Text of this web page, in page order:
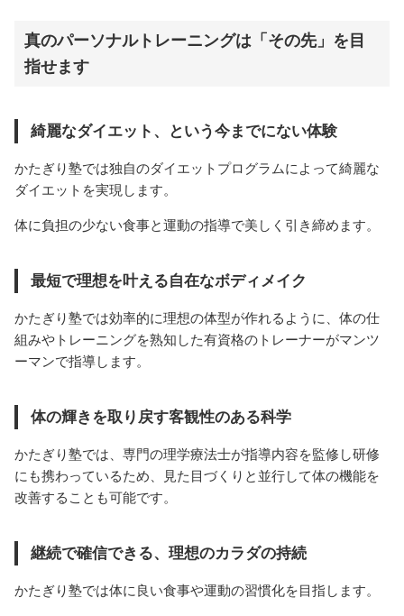
真のパーソナルトレーニングは「その先」を目
指せます
綺麗なダイエット、という今までにない体験
かたぎり塾では独自のダイエットプログラムによって綺麗な
ダイエットを実現します。
体に負担の少ない食事と運動の指導で美しく引き締めます。
最短で理想を叶える自在なボディメイク
かたぎり塾では効率的に理想の体型が作れるように、体の仕
組みやトレーニングを熟知した有資格のトレーナーがマンツ
ーマンで指導します。
体の輝きを取り戻す客観性のある科学
かたぎり塾では、専門の理学療法士が指導内容を監修し研修
にも携わっているため、見た目づくりと並行して体の機能を
改善することも可能です。
継続で確信できる、理想のカラダの持続
かたぎり塾では体に良い食事や運動の習慣化を目指します。